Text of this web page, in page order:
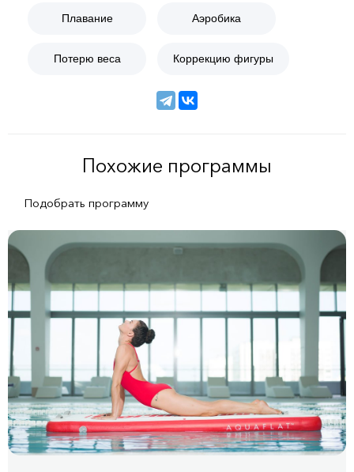
Плавание Аэробика
Потерю веса Коррекцию фигуры
Похожие программы
Подобрать программу